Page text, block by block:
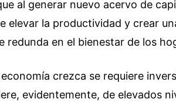
al generar nuevo acervo de
elevar la productividad y crear
redunda en el bienestar de los
crezca se requiere
evidentemente, de elevados